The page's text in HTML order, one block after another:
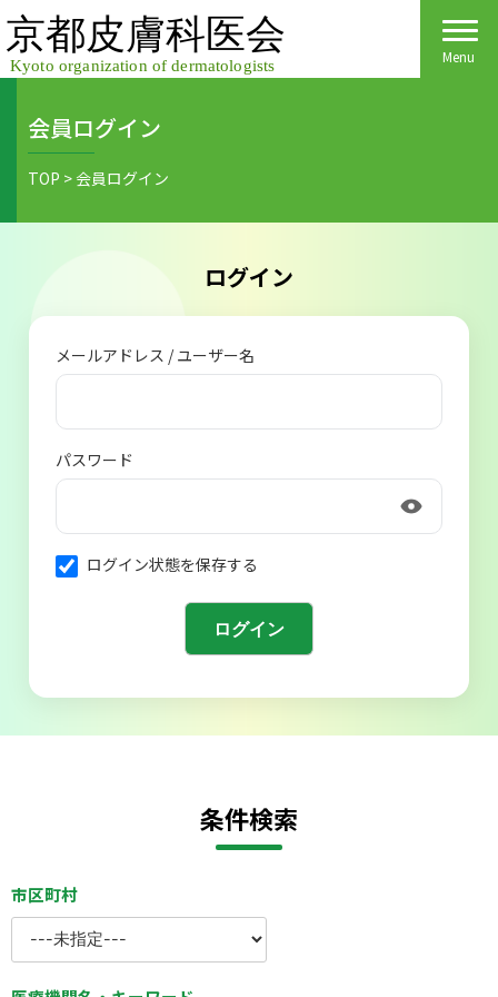
Skip
to
content
Menu
Home
医院検索
皮膚の日
皮膚の病気
医療関係者の皆様へ
会員様へごあいさつ
活動報告
ご入会方法
会員様へ
各種手続き
保険診療
会則
会員ログイン
TOP > 会員ログイン
ログイン
メールアドレス / ユーザー名
パスワード
ログイン状態を保存する
条件検索
市区町村